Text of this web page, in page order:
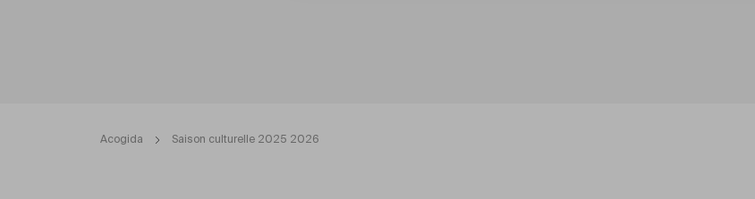
Acogida Saison culturelle 2025 2026